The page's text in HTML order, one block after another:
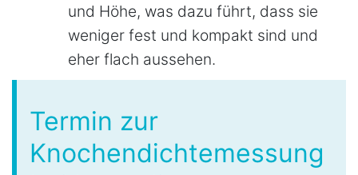
und Höhe, was dazu führt, dass sie
weniger fest und kompakt sind und
eher flach aussehen.
Termin zur
Knochendichtemessung